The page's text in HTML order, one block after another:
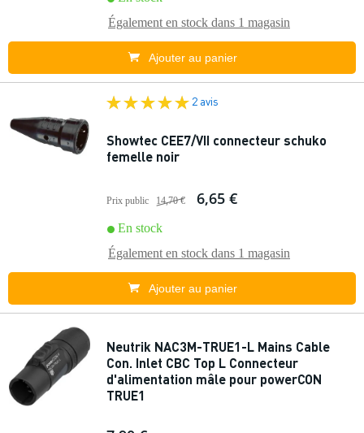
Également en stock dans 1 magasin
Ajouter au panier
2 avis
Showtec CEE7/VII connecteur schuko
femelle noir
Prix public 14,70 € 6,65 €
En stock
Également en stock dans 1 magasin
Ajouter au panier
Neutrik NAC3M-TRUE1-L Mains Cable
Con. Inlet CBC Top L Connecteur
d'alimentation mâle pour powerCON
TRUE1